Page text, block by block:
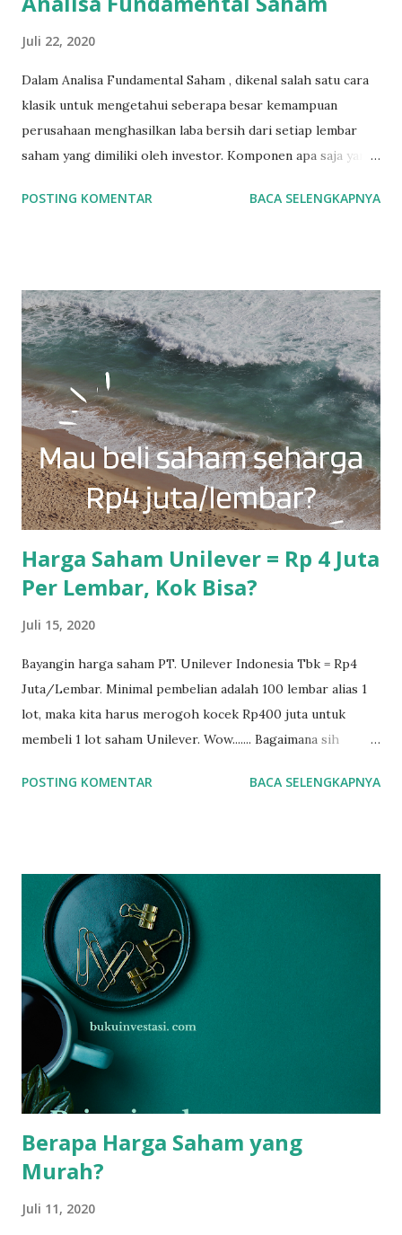
Juli 22, 2020
Dalam Analisa Fundamental Saham , dikenal salah satu cara
klasik untuk mengetahui seberapa besar kemampuan
perusahaan menghasilkan laba bersih dari setiap lembar
saham yang dimiliki oleh investor. Komponen apa saja yang
Bersih per Saham 2. Jumlah Saham yang beredar
bersih per saham adalah Rp. 2.000.000.000 / 100.000.000
= Rp. 20 / lembar saham. Angka di atas adalah contoh
bahwa setiap lembar saham dapat menghasilkan
keuntungan Rp20. Jadi, teman-teman gak perlu bingung lagi
mengenai EPS. Biasanya, semakin besar EPS suatu emiten
maka semakin besar pula kemampuan perusahaan untuk
menghasilkan untung bagi para pemegang sahamnya. Akan
tetapi naiknya sebuah EPS emiten bukan hanya karena laba
bersih yang meningkat, bisa saja ada faktor lain yg ...
POSTING KOMENTAR BACA SELENGKAPNYA
Harga Saham Unilever = Rp 4 Juta
Per Lembar, Kok Bisa?
Juli 15, 2020
Bayangin harga saham PT. Unilever Indonesia Tbk = Rp4
Juta/Lembar. Minimal pembelian adalah 100 lembar alias 1
lot, maka kita harus merogoh kocek Rp400 juta untuk
membeli 1 lot saham Unilever. Wow....... Bagaimana sih
padahal nilai aslinya adalah Rp4juta per lembar. Ini dia
bahwa kita harus melihat history Corporate Action yang
dilakukan suatu emiten. Saham mana saja yang sudah
melakukan stock split yg kamu ketahui dan berapa nilai
saham sesungguhnya jika tidak melakukan stock split?
POSTING KOMENTAR BACA SELENGKAPNYA
Berapa Harga Saham yang
Murah?
Juli 11, 2020